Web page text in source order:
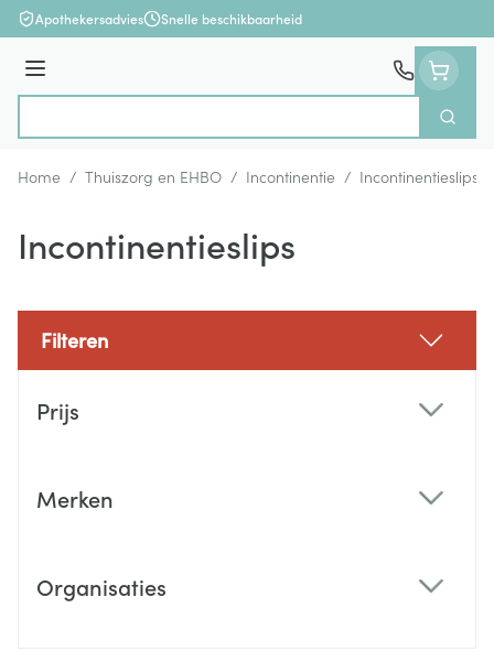
Ga naar de inhoud
Apothekersadvies Snelle beschikbaarheid
Menu
Zoek
Home / Thuiszorg en EHBO / Incontinentie / Incontinentieslips
Incontinentieslips
Filteren
Prijs
Merken
Organisaties